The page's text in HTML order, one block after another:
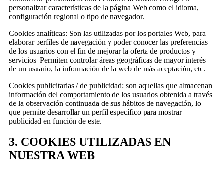
personalizar características de la página Web como el idioma,
configuración regional o tipo de navegador.
Cookies analíticas: Son las utilizadas por los portales Web, para
elaborar perfiles de navegación y poder conocer las preferencias
de los usuarios con el fin de mejorar la oferta de productos y
servicios. Permiten controlar áreas geográficas de mayor interés
de un usuario, la información de la web de más aceptación, etc.
Cookies publicitarias / de publicidad: son aquellas que almacenan
información del comportamiento de los usuarios obtenida a través
de la observación continuada de sus hábitos de navegación, lo
que permite desarrollar un perfil específico para mostrar
publicidad en función de este.
3. COOKIES UTILIZADAS EN
NUESTRA WEB